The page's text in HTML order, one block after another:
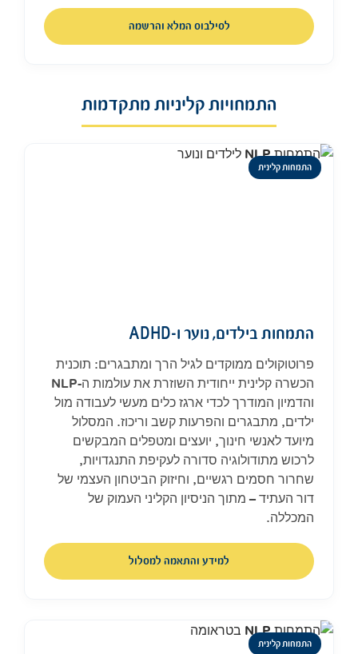
לסילבוס המלא והרשמה
התמחויות קליניות מתקדמות
התמחות קלינית
התמחות בילדים, נוער ו-ADHD
פרוטוקולים ממוקדים לגיל הרך ומתבגרים: תוכנית
הכשרה קלינית ייחודית השוזרת את עולמות ה-NLP
והדמיון המודרך לכדי ארגז כלים מעשי לעבודה מול
ילדים, מתבגרים והפרעות קשב וריכוז. המסלול
מיועד לאנשי חינוך, יועצים ומטפלים המבקשים
לרכוש מתודולוגיה סדורה לעקיפת התנגדויות,
שחרור חסמים רגשיים, וחיזוק הביטחון העצמי של
דור העתיד – מתוך הניסיון הקליני העמוק של
המכללה.
למידע והתאמה למסלול
התמחות קלינית